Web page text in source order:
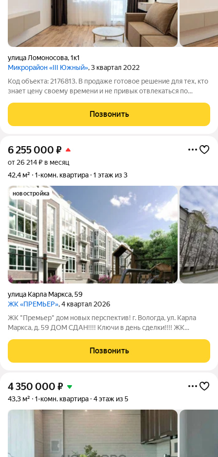
улица Ломоносова,1к1
Микрорайон «III Южный», 3 квартал 2022
Код объекта: 2176813. В продаже готовое решение для тех, кто
знает цену своему времени и не привык отвлекаться по
возможный сценарий для осмысленной и насыщенной жизни.
Бизнесмен, IT-специалист,
Позвонить
6 255 000 ₽
от 26 214 ₽ в месяц
42,4 м²
1-комн. квартира 1 этаж из 3
новостройка
улица Карла Маркса,59
ЖК «ПРЕМЬЕР», 4 квартал 2026
ЖК "Премьер" дом новых перспектив! г. Вологда, ул. Карла
Маркса, д. 59 ДОМ СДАН!!!! Ключи в день сделки!!!! ЖК
философии и функциональности постконструктивизма,
создавая идеальное пространство для
Позвонить
4 350 000 ₽
43,3 м² 1-комн. квартира 4 этаж из 5